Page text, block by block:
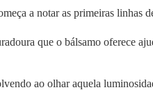
a notar as primeiras linhas
que o bálsamo oferece
ao olhar aquela